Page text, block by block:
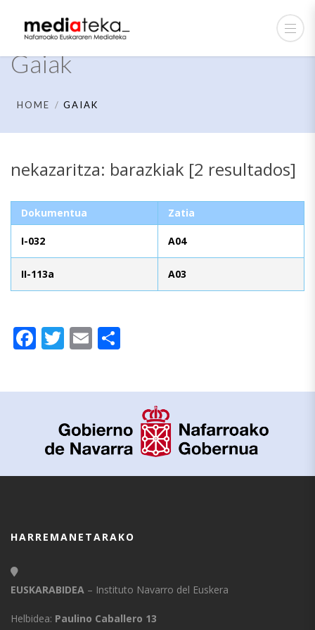
Gaiak
HOME GAIAK
nekazaritza: barazkiak [2 resultados]
Dokumentua Zatia
I-032 A04
II-113a A03
Facebook
Twitter
Email
HARREMANETARAKO
EUSKARABIDEA – Instituto Navarro del Euskera
Helbidea: Paulino Caballero 13